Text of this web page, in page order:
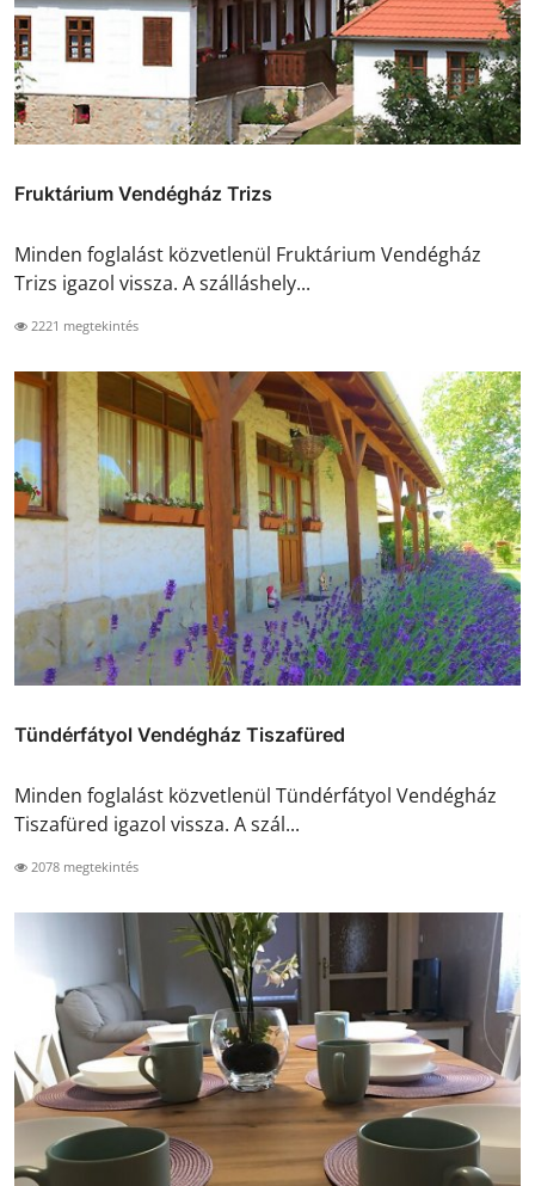
Fruktárium Vendégház Trizs
Minden foglalást közvetlenül Fruktárium Vendégház
Trizs igazol vissza. A szálláshely...
2221 megtekintés
Tündérfátyol Vendégház Tiszafüred
Minden foglalást közvetlenül Tündérfátyol Vendégház
Tiszafüred igazol vissza. A szál...
2078 megtekintés